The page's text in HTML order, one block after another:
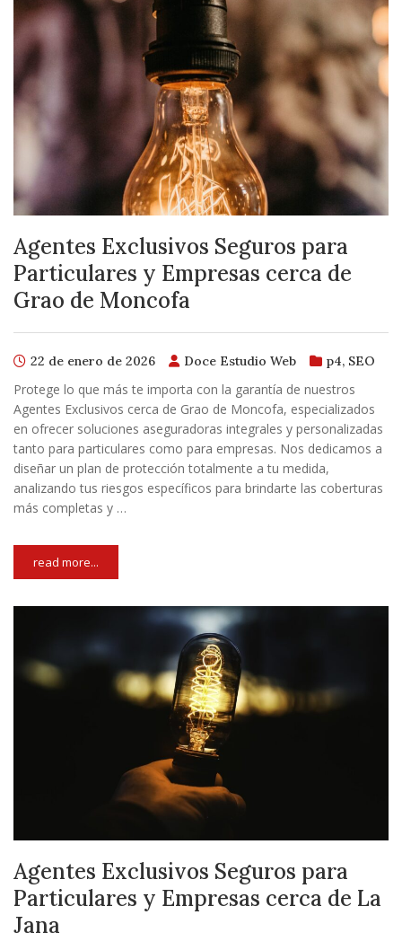
Agentes Exclusivos Seguros para
Particulares y Empresas cerca de
Grao de Moncofa
22 de enero de 2026 Doce Estudio Web p4, SEO
Protege lo que más te importa con la garantía de nuestros
Agentes Exclusivos cerca de Grao de Moncofa, especializados
en ofrecer soluciones aseguradoras integrales y personalizadas
tanto para particulares como para empresas. Nos dedicamos a
diseñar un plan de protección totalmente a tu medida,
analizando tus riesgos específicos para brindarte las coberturas
más completas y …
read more...
Agentes Exclusivos Seguros para
Particulares y Empresas cerca de La
Jana